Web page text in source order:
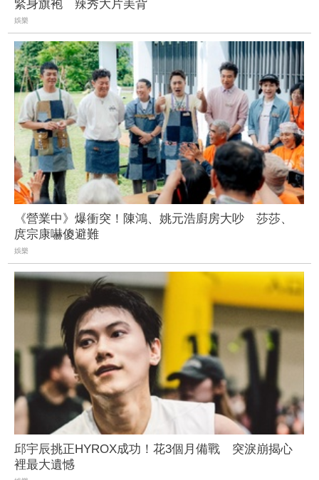
緊身旗袍 辣秀大片美背
娛樂
《營業中》爆衝突！陳鴻、姚元浩廚房大吵 莎莎、
庹宗康嚇傻避難
娛樂
邱宇辰挑正HYROX成功！花3個月備戰 突淚崩揭心
裡最大遺憾